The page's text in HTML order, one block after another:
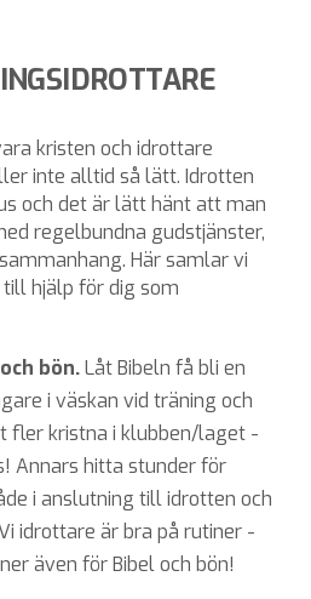
kristen och idrottare
inte alltid så lätt. Idrotten
och det är lätt hänt att man
regelbundna gudstjänster,
. Här samlar vi
till hjälp för dig som
bön.Låt Bibeln få bli en
i väskan vid träning och
fler kristna i klubben/laget -
Annars hitta stunder för
i anslutning till idrotten och
idrottare är bra på rutiner -
även för Bibel och bön!